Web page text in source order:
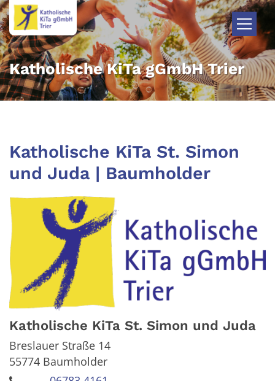
Zum Inhalt springen
Katholische KiTa gGmbH Trier
Katholische KiTa St. Simon
und Juda | Baumholder
Katholische KiTa St. Simon und Juda
Breslauer Straße 14
55774 Baumholder